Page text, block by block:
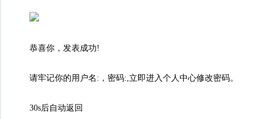
恭喜你，发表成功!
请牢记你的用户名:，密码:,立即进入个人中心修改密码。
30s后自动返回